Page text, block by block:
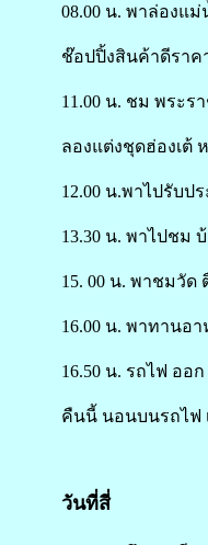
08.00 น. พาล่องแ
ช๊อปปิ้งสินค้าดีราค
11.00 น. ชม พระร
ลองแต่งชุดฮ่องเต้
12.00 น.พาไปรับป
13.30 น. พาไปชม
15. 00 น. พาชมวัด
16.00 น. พาทานอ
16.50 น. รถไฟ ออ
คืนนี้ นอนบนรถไฟ
วันที่สี่